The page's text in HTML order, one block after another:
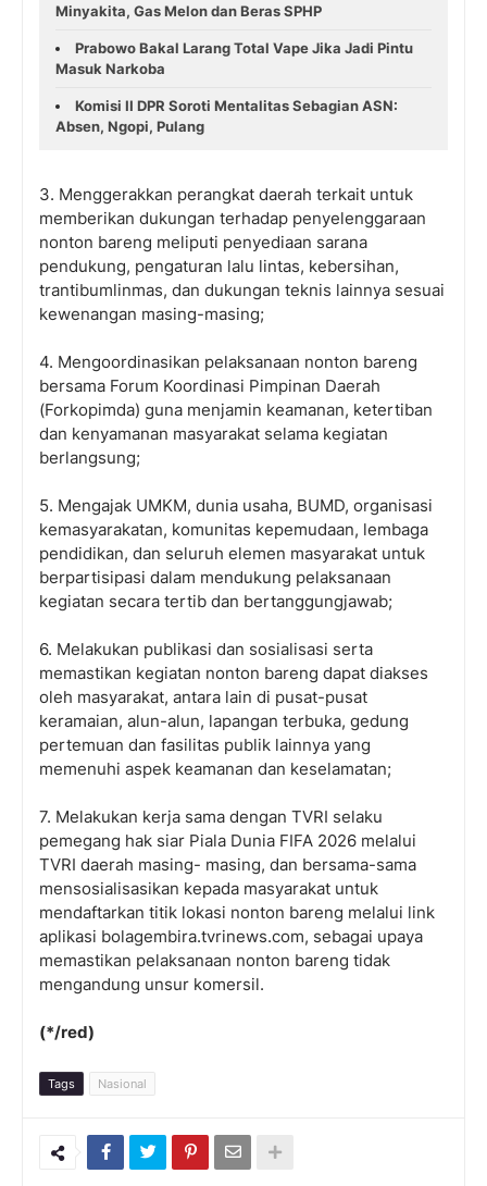
Minyakita, Gas Melon dan Beras SPHP
Prabowo Bakal Larang Total Vape Jika Jadi Pintu
Masuk Narkoba
Komisi II DPR Soroti Mentalitas Sebagian ASN:
Absen, Ngopi, Pulang
3. Menggerakkan perangkat daerah terkait untuk
memberikan dukungan terhadap penyelenggaraan
nonton bareng meliputi penyediaan sarana
pendukung, pengaturan lalu lintas, kebersihan,
trantibumlinmas, dan dukungan teknis lainnya sesuai
kewenangan masing-masing;
4. Mengoordinasikan pelaksanaan nonton bareng
bersama Forum Koordinasi Pimpinan Daerah
(Forkopimda) guna menjamin keamanan, ketertiban
dan kenyamanan masyarakat selama kegiatan
berlangsung;
5. Mengajak UMKM, dunia usaha, BUMD, organisasi
kemasyarakatan, komunitas kepemudaan, lembaga
pendidikan, dan seluruh elemen masyarakat untuk
berpartisipasi dalam mendukung pelaksanaan
kegiatan secara tertib dan bertanggungjawab;
6. Melakukan publikasi dan sosialisasi serta
memastikan kegiatan nonton bareng dapat diakses
oleh masyarakat, antara lain di pusat-pusat
keramaian, alun-alun, lapangan terbuka, gedung
pertemuan dan fasilitas publik lainnya yang
memenuhi aspek keamanan dan keselamatan;
7. Melakukan kerja sama dengan TVRI selaku
pemegang hak siar Piala Dunia FIFA 2026 melalui
TVRI daerah masing- masing, dan bersama-sama
mensosialisasikan kepada masyarakat untuk
mendaftarkan titik lokasi nonton bareng melalui link
aplikasi bolagembira.tvrinews.com, sebagai upaya
memastikan pelaksanaan nonton bareng tidak
mengandung unsur komersil.
(*/red)
Tags Nasional